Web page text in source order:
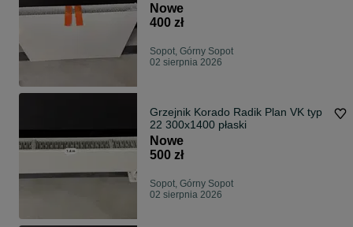
Nowe
400 zł
Sopot, Górny Sopot
02 sierpnia 2026
Grzejnik Korado Radik Plan VK typ
22 300x1400 płaski
Nowe
500 zł
Sopot, Górny Sopot
02 sierpnia 2026